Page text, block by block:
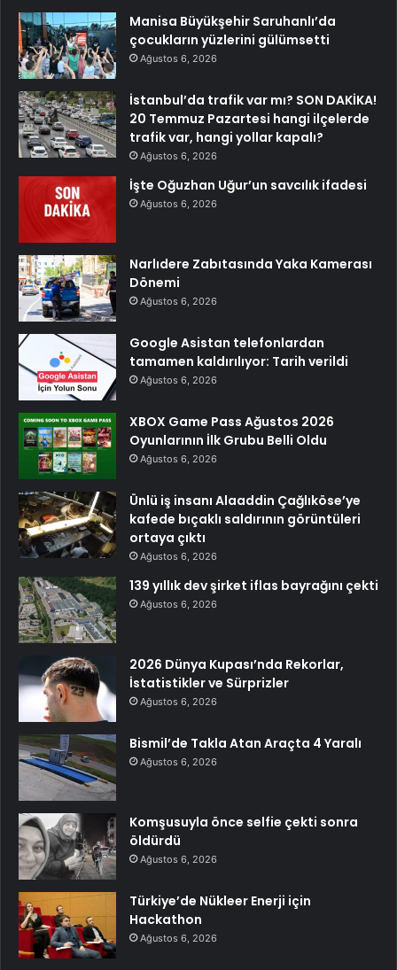
Manisa Büyükşehir Saruhanlı’da
çocukların yüzlerini gülümsetti
Ağustos 6, 2026
İstanbul’da trafik var mı? SON DAKİKA!
20 Temmuz Pazartesi hangi ilçelerde
trafik var, hangi yollar kapalı?
Ağustos 6, 2026
İşte Oğuzhan Uğur’un savcılık ifadesi
Ağustos 6, 2026
Narlıdere Zabıtasında Yaka Kamerası
Dönemi
Ağustos 6, 2026
Google Asistan telefonlardan
tamamen kaldırılıyor: Tarih verildi
Ağustos 6, 2026
XBOX Game Pass Ağustos 2026
Oyunlarının İlk Grubu Belli Oldu
Ağustos 6, 2026
Ünlü iş insanı Alaaddin Çağlıköse’ye
kafede bıçaklı saldırının görüntüleri
ortaya çıktı
Ağustos 6, 2026
139 yıllık dev şirket iflas bayrağını çekti
Ağustos 6, 2026
2026 Dünya Kupası’nda Rekorlar,
İstatistikler ve Sürprizler
Ağustos 6, 2026
Bismil’de Takla Atan Araçta 4 Yaralı
Ağustos 6, 2026
Komşusuyla önce selfie çekti sonra
öldürdü
Ağustos 6, 2026
Türkiye’de Nükleer Enerji için
Hackathon
Ağustos 6, 2026